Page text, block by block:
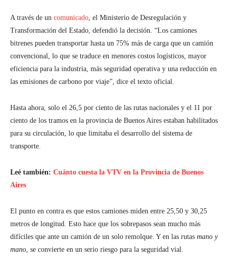
A través de un comunicado, el Ministerio de Desregulación y
Transformación del Estado, defendió la decisión. “Los camiones
bitrenes pueden transportar hasta un 75% más de carga que un camión
convencional, lo que se traduce en menores costos logísticos, mayor
eficiencia para la industria, más seguridad operativa y una reducción en
las emisiones de carbono por viaje”, dice el texto oficial.
Hasta ahora, solo el 26,5 por ciento de las rutas nacionales y el 11 por
ciento de los tramos en la provincia de Buenos Aires estaban habilitados
para su circulación, lo que limitaba el desarrollo del sistema de
transporte.
Leé también: Cuánto cuesta la VTV en la Provincia de Buenos
Aires
El punto en contra es que estos camiones miden entre 25,50 y 30,25
metros de longitud. Esto hace que los sobrepasos sean mucho más
difíciles que ante un camión de un solo remolque. Y en las rutas mano y
mano, se convierte en un serio riesgo para la seguridad vial.